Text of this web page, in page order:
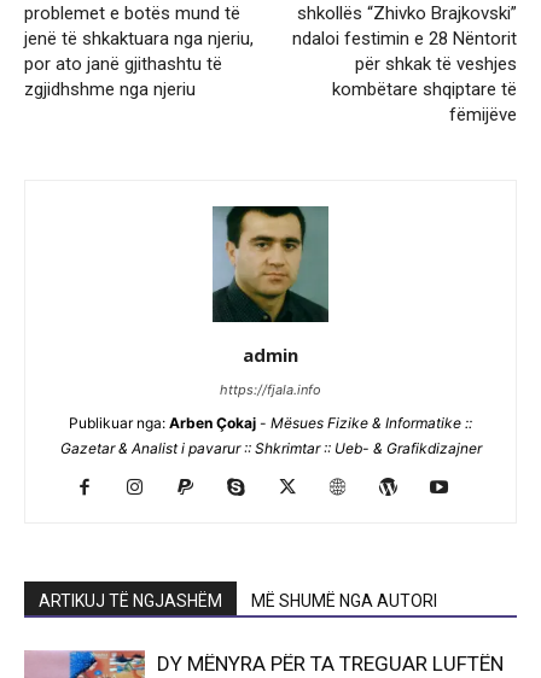
problemet e botës mund të
jenë të shkaktuara nga njeriu,
por ato janë gjithashtu të
zgjidhshme nga njeriu
shkollës “Zhivko Brajkovski”
ndaloi festimin e 28 Nëntorit
për shkak të veshjes
kombëtare shqiptare të
fëmijëve
admin
https://fjala.info
Publikuar nga: Arben Çokaj - Mësues Fizike & Informatike ::
Gazetar & Analist i pavarur :: Shkrimtar :: Ueb- & Grafikdizajner
ARTIKUJ TË NGJASHËM MË SHUMË NGA AUTORI
DY MËNYRA PËR TA TREGUAR LUFTËN